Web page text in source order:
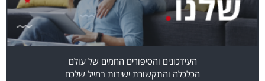
העידכונים והסיפורים החמים של עולם
הכלכלה והתקשורת ישירות במייל שלכם